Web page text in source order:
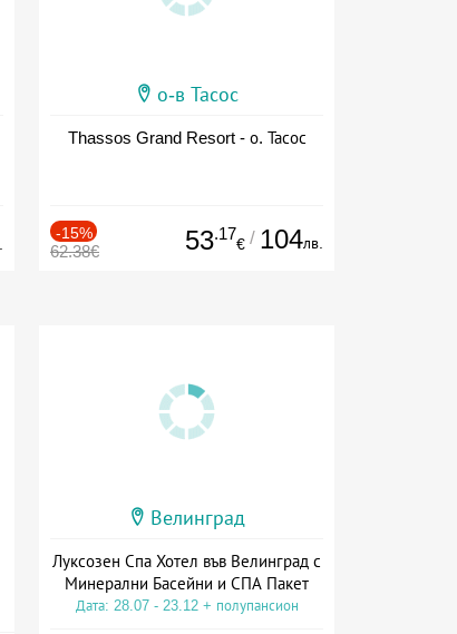
о-в Тасос
Thassos Grand Resort - о. Тасос
-15%
62.38€ 53.17
€ / 104лв.
Велинград
Луксозен Спа Хотел във Велинград с
Минерални Басейни и СПА Пакет
Дата: 28.07 - 23.12 + полупансион